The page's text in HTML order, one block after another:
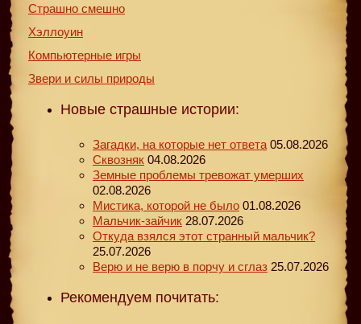
Страшно смешно
Хэллоуин
Компьютерные игры
Звери и силы природы
Новые страшные истории:
Загадки, на которые нет ответа 05.08.2026
Сквозняк 04.08.2026
Земные проблемы тревожат умерших
02.08.2026
Мистика, которой не было 01.08.2026
Мальчик-зайчик 28.07.2026
Откуда взялся этот странный мальчик?
25.07.2026
Верю и не верю в порчу и сглаз 25.07.2026
Рекомендуем почитать: